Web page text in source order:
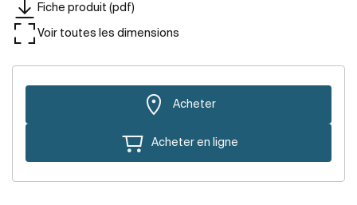
Fiche produit (pdf)
Voir toutes les dimensions
Acheter
Acheter en ligne